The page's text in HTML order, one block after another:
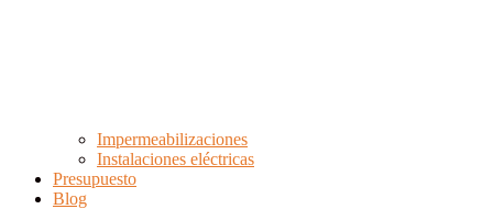
Impermeabilizaciones
Instalaciones eléctricas
Presupuesto
Blog